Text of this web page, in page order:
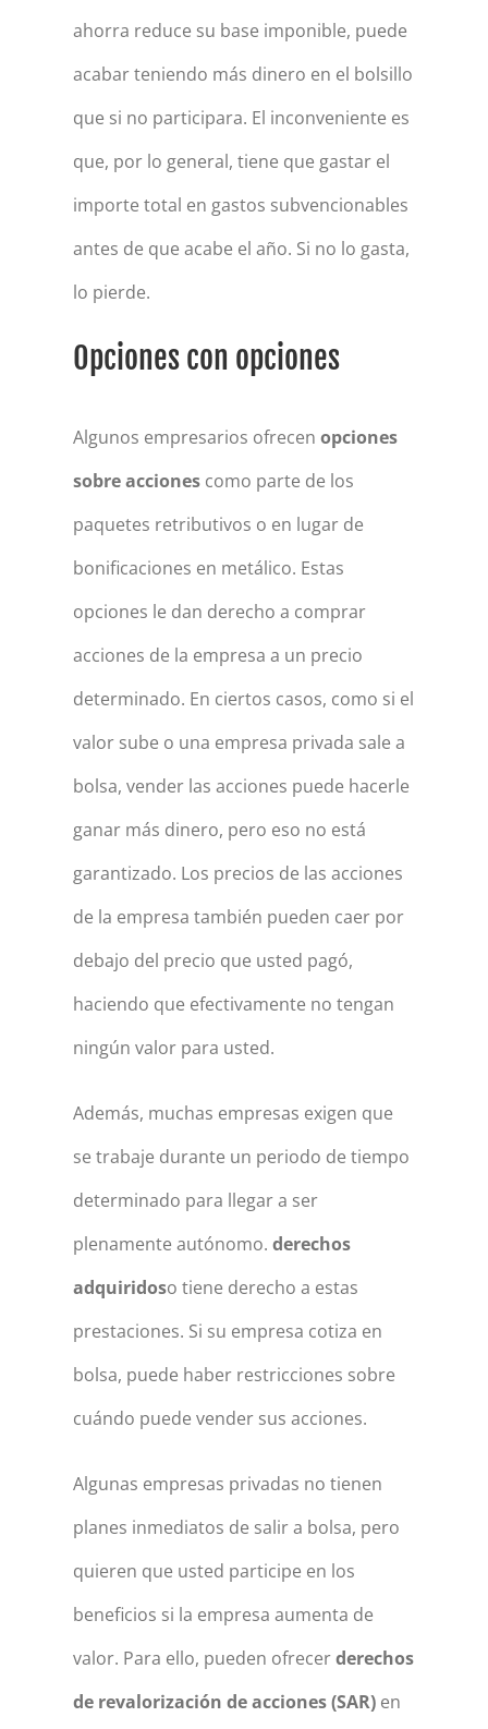
ahorra reduce su base imponible, puede
acabar teniendo más dinero en el bolsillo
que si no participara. El inconveniente es
que, por lo general, tiene que gastar el
importe total en gastos subvencionables
antes de que acabe el año. Si no lo gasta,
lo pierde.
Opciones con opciones
Algunos empresarios ofrecen opciones
sobre accionescomo parte de los
paquetes retributivos o en lugar de
bonificaciones en metálico. Estas
opciones le dan derecho a comprar
acciones de la empresa a un precio
determinado. En ciertos casos, como si el
valor sube o una empresa privada sale a
bolsa, vender las acciones puede hacerle
ganar más dinero, pero eso no está
garantizado. Los precios de las acciones
de la empresa también pueden caer por
debajo del precio que usted pagó,
haciendo que efectivamente no tengan
ningún valor para usted.
Además, muchas empresas exigen que
se trabaje durante un periodo de tiempo
determinado para llegar a ser
plenamente autónomo. derechos
adquiridoso tiene derecho a estas
prestaciones. Si su empresa cotiza en
bolsa, puede haber restricciones sobre
cuándo puede vender sus acciones.
Algunas empresas privadas no tienen
planes inmediatos de salir a bolsa, pero
quieren que usted participe en los
beneficios si la empresa aumenta de
valor. Para ello, pueden ofrecerderechos
de revalorización de acciones (SAR)en